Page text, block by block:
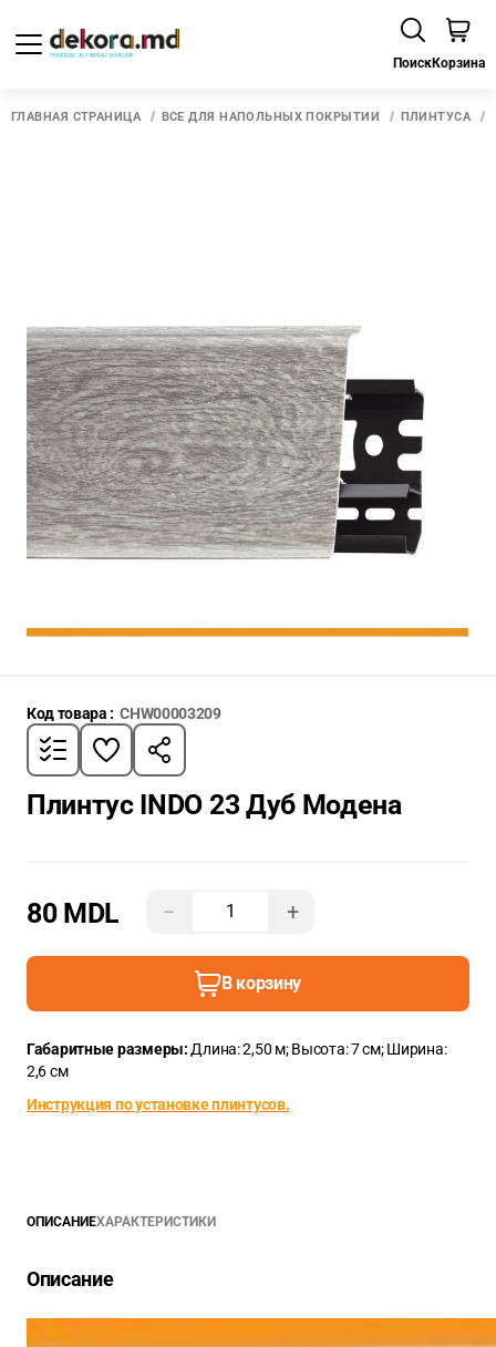
ПоискКорзина
ГЛАВНАЯ СТРАНИЦА ВСЕ ДЛЯ НАПОЛЬНЫХ ПОКРЫТИЙ ПЛИНТУСА
Код товара : CHW00003209
Плинтус INDO 23 Дуб Модена
80 MDL − +
В корзину
Габаритные размеры: Длина: 2,50 м; Высота: 7 см; Ширина:
2,6 см
Инструкция по установке плинтусов.
ОПИСАНИЕХАРАКТЕРИСТИКИ
Описание